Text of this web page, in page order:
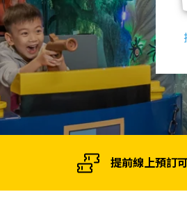
提前線上預訂